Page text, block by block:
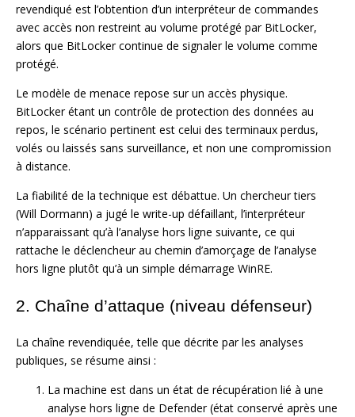
revendiqué est l’obtention d’un interpréteur de commandes
avec accès non restreint au volume protégé par BitLocker,
alors que BitLocker continue de signaler le volume comme
protégé.
Le modèle de menace repose sur un accès physique.
BitLocker étant un contrôle de protection des données au
repos, le scénario pertinent est celui des terminaux perdus,
volés ou laissés sans surveillance, et non une compromission
à distance.
La fiabilité de la technique est débattue. Un chercheur tiers
(Will Dormann) a jugé le write-up défaillant, l’interpréteur
n’apparaissant qu’à l’analyse hors ligne suivante, ce qui
rattache le déclencheur au chemin d’amorçage de l’analyse
hors ligne plutôt qu’à un simple démarrage WinRE.
2. Chaîne d’attaque (niveau défenseur)
La chaîne revendiquée, telle que décrite par les analyses
publiques, se résume ainsi :
La machine est dans un état de récupération lié à une
analyse hors ligne de Defender (état conservé après une